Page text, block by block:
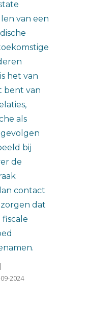
van een
het van
bent van
als
bij
de
contact
dat
2024